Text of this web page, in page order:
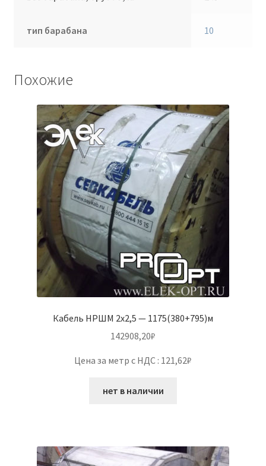
тип барабана 10
Похожие
Кабель НРШМ 2х2,5 — 1175(380+795)м
142908,20₽
Цена за метр с НДС : 121,62₽
нет в наличии